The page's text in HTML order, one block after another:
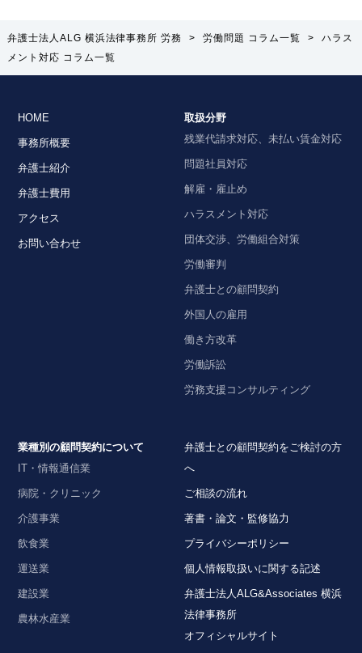
弁護士法人ALG 横浜法律事務所 労務 > 労働問題 コラム一覧 >
ハラス
メント対応 コラム一覧
HOME
事務所概要
弁護士紹介
弁護士費用
アクセス
お問い合わせ
取扱分野
残業代請求対応、未払い賃金対応
問題社員対応
解雇・雇止め
ハラスメント対応
団体交渉、労働組合対策
労働審判
弁護士との顧問契約
外国人の雇用
働き方改革
労働訴訟
労務支援コンサルティング
業種別の顧問契約について
IT・情報通信業
病院・クリニック
介護事業
飲食業
運送業
建設業
農林水産業
弁護士との顧問契約をご検討の方
へ
ご相談の流れ
著書・論文・監修協力
プライバシーポリシー
個人情報取扱いに関する記述
弁護士法人ALG&Associates 横浜
法律事務所
オフィシャルサイト